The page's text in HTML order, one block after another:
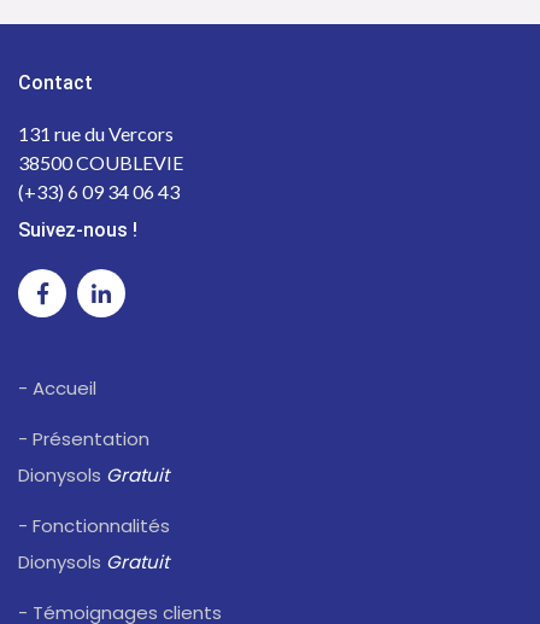
Contact
131 rue du Vercors
38500 COUBLEVIE
(+33) 6 09 34 06 43
Suivez-nous !
- Accueil
- Présentation
Dionysols Gratuit
- Fonctionnalités
Dionysols Gratuit
- Témoignages clients